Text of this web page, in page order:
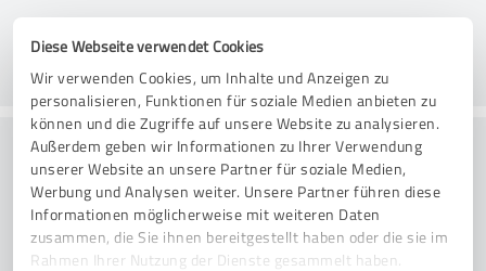
Diese Webseite verwendet Cookies
Wir verwenden Cookies, um Inhalte und Anzeigen zu
personalisieren, Funktionen für soziale Medien anbieten zu
können und die Zugriffe auf unsere Website zu analysieren.
Außerdem geben wir Informationen zu Ihrer Verwendung
unserer Website an unsere Partner für soziale Medien,
Werbung und Analysen weiter. Unsere Partner führen diese
Informationen möglicherweise mit weiteren Daten
zusammen, die Sie ihnen bereitgestellt haben oder die sie im
Rahmen Ihrer Nutzung der Dienste gesammelt haben.
Beratung